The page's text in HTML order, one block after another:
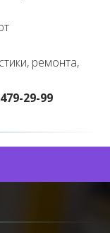
ремонта,
29-99